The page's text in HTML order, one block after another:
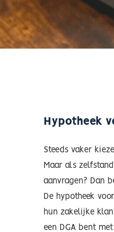
Hypotheek
Steeds vaker
Maar als
aanvragen? Dan
De hypotheek
hun zakelijke
een DGA bent met